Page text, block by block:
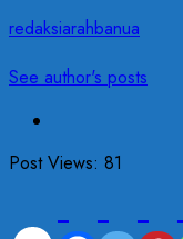
redaksiarahbanua
See author's posts
Post Views: 81